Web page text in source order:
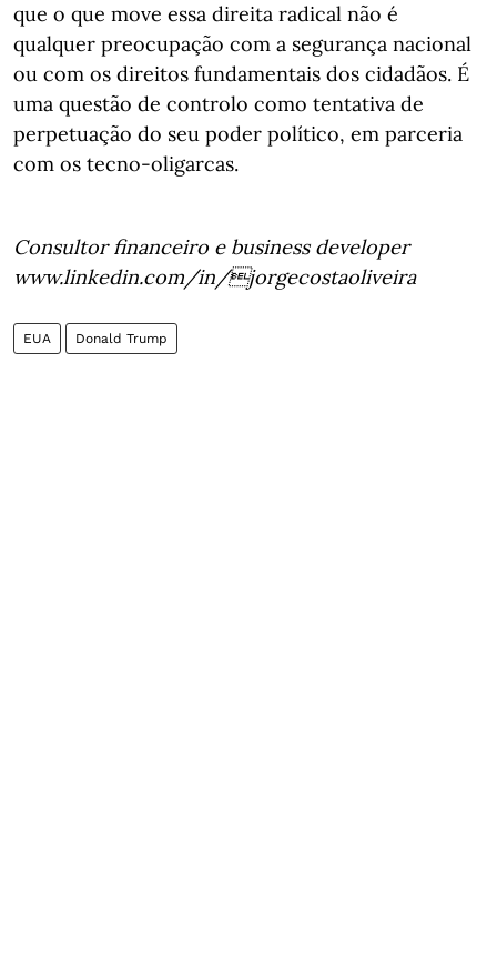
que o que move essa direita radical não é
qualquer preocupação com a segurança nacional
ou com os direitos fundamentais dos cidadãos. É
uma questão de controlo como tentativa de
perpetuação do seu poder político, em parceria
com os tecno-oligarcas.
Consultor financeiro e business developer
www.linkedin.com/in/jorgecostaoliveira
EUA Donald Trump